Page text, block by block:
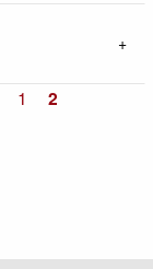
Seite
1
Aktuelle
2